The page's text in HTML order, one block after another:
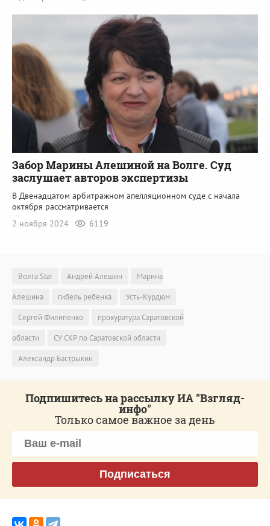
Забор Марины Алешиной на Волге. Суд
заслушает авторов экспертизы
В Двенадцатом арбитражном апелляционном суде с начала
октября рассматривается
2 ноября 2024
6119
Волга Star Андрей Алешин
Марина
Алешина
гибель ребенка
Усть-Курдюм
Сергей Филипенко
прокуратура Саратовской
области
СУ СКР по Саратовской области
Александр Бастрыкин
Подпишитесь на рассылку ИА "Взгляд-
инфо"
Только самое важное за день
Подписаться